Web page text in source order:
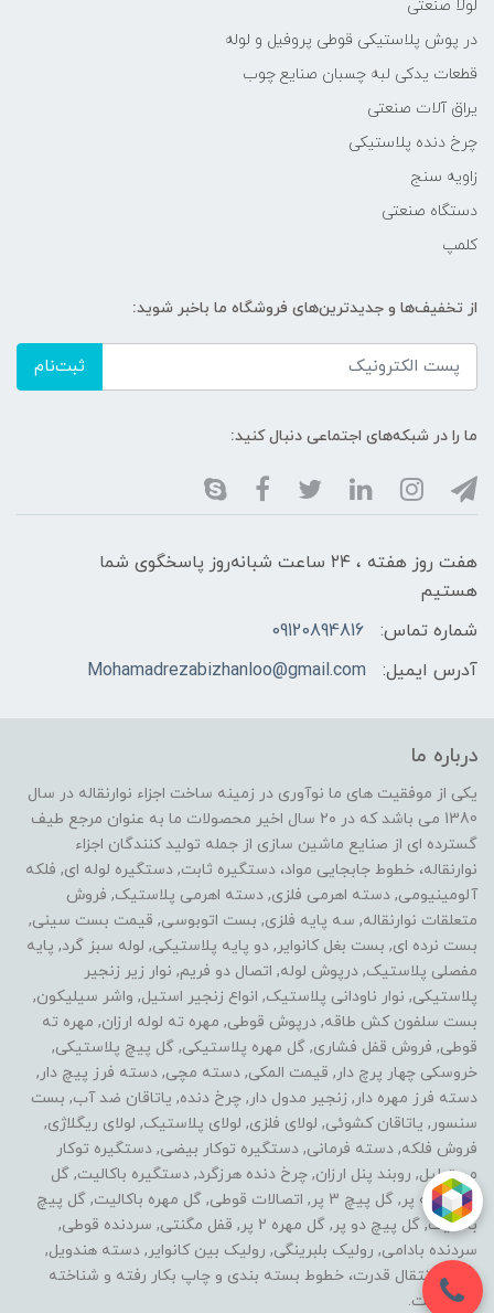
لولا صنعتی
در پوش پلاستیکی قوطی پروفیل و لوله
قطعات یدکی لبه چسبان صنایع چوب
یراق آلات صنعتی
چرخ دنده پلاستیکی
زاویه سنج
دستگاه صنعتی
کلمپ
از تخفیف‌ها و جدیدترین‌های فروشگاه ما باخبر شوید:
ثبت‌نام
ما را در شبکه‌های اجتماعی دنبال کنید:
هفت روز هفته ، ۲۴ ساعت شبانه‌روز پاسخگوی شما
هستیم
شماره تماس:
09120894816
آدرس ایمیل:
Mohamadrezabizhanloo@gmail.com
درباره ما
یکی از موفقیت های ما نوآوری در زمینه ساخت اجزاء نوارنقاله در سال
1380 می باشد که در ۲۰ سال اخیر محصولات ما به عنوان مرجع طیف
گسترده ای از صنایع ماشین سازی از جمله تولید کنندگان اجزاء
نوارنقاله، خطوط جابجایی مواد، دستگیره ثابت, دستگیره لوله ای, فلکه
آلومینیومی, دسته اهرمی فلزی, دسته اهرمی پلاستیک, فروش
متعلقات نوارنقاله, سه پایه فلزی, بست اتوبوسی, قیمت بست سینی,
بست نرده ای, بست بغل کانوایر, دو پایه پلاستیکی, لوله سبز گرد, پایه
مفصلی پلاستیک, درپوش لوله, اتصال دو فریم, نوار زیر زنجیر
پلاستیکی, نوار ناودانی پلاستیک, انواع زنجیر استیل, واشر سیلیکون,
بست سلفون کش طاقه, درپوش قوطی, مهره ته لوله ارزان, مهره ته
قوطی, فروش قفل فشاری, گل مهره پلاستیکی, گل پیچ پلاستیکی,
خروسکی چهار پرچ دار, قیمت المکی, دسته مچی, دسته فرز پیچ دار,
دسته فرز مهره دار, زنجیر مدول دار, چرخ دنده, یاتاقان ضد آب, بست
سنسور, یاتاقان کشوئی, لولای فلزی, لولای پلاستیک, لولای ریگلاژی,
فروش فلکه, دسته فرمانی, دستگیره توکار بیضی, دستگیره توکار
مستطیل, روبند پنل ارزان, چرخ دنده هرزگرد, دستگیره باکالیت, گل
مهره سه پر, گل پیچ 3 پر, اتصالات قوطی, گل مهره باکالیت, گل پیچ
باکالیت, گل پیچ دو پر, گل مهره 2 پر, قفل مگنتی, سردنده قوطی,
سردنده بادامی, رولیک بلبرینگی, رولیک بین کانوایر, دسته هندویل,
خطوط انتقال قدرت، خطوط بسته بندی و چاپ بکار رفته و شناخته
شده است.